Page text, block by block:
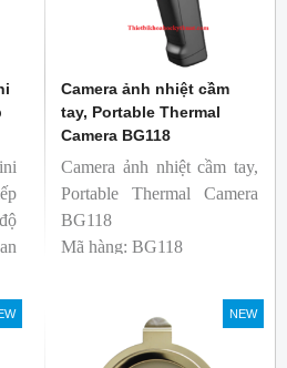
Camera ảnh nhiệt cầm
tay, Portable Thermal
Camera BG118
Camera ảnh nhiệt cầm tay,
Portable Thermal Camera
BG118
Mã hàng: BG118
NEW